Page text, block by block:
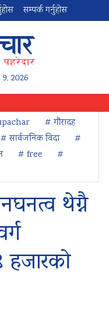
सम्पर्क गर्नुहोस
2026
# गौरादह
# सार्वजनिक विदा
#
# free
#
थेग्नै